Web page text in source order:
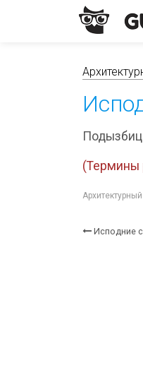
(Термины
Исподние